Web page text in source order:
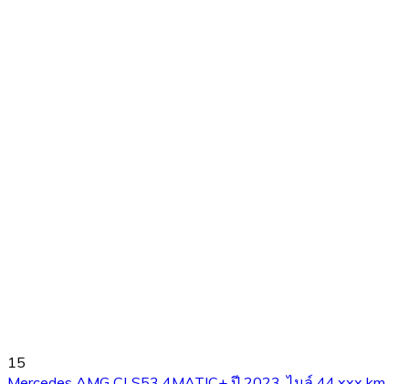
15